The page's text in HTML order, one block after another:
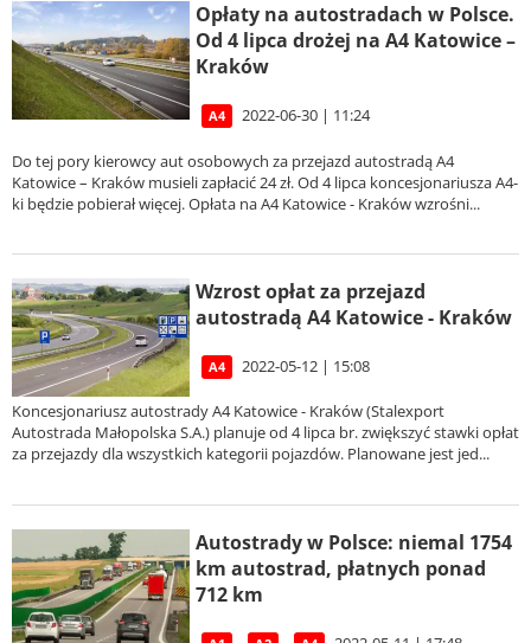
Opłaty na autostradach w Polsce.
Od 4 lipca drożej na A4 Katowice –
Kraków
A4 2022-06-30 | 11:24
Do tej pory kierowcy aut osobowych za przejazd autostradą A4
Katowice – Kraków musieli zapłacić 24 zł. Od 4 lipca koncesjonariusza A4-
ki będzie pobierał więcej. Opłata na A4 Katowice - Kraków wzrośni...
Wzrost opłat za przejazd
autostradą A4 Katowice - Kraków
A4 2022-05-12 | 15:08
Koncesjonariusz autostrady A4 Katowice - Kraków (Stalexport
Autostrada Małopolska S.A.) planuje od 4 lipca br. zwiększyć stawki opłat
za przejazdy dla wszystkich kategorii pojazdów. Planowane jest jed...
Autostrady w Polsce: niemal 1754
km autostrad, płatnych ponad
712 km